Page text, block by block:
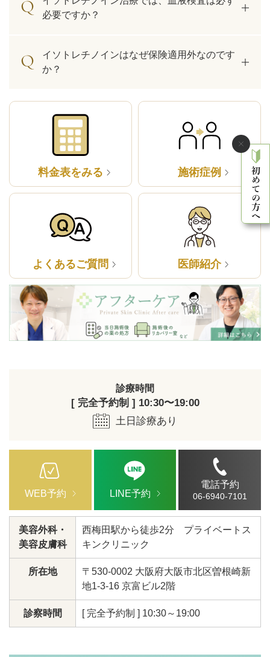
必要ですか？
イソトレチノインはなぜ保険適用外なのです
か？
料金表をみる 施術症例
よくあるご質問 医師紹介
診療時間
[ 完全予約制 ] 10:30〜19:00
土日診療あり
WEB予約 LINE予約
電話予約
06-6940-7101
美容外科・
美容皮膚科
西梅田駅から徒歩2分 プライベートス
キンクリニック
所在地
〒530-0002 大阪府大阪市北区曽根崎新
地1-3-16 京富ビル2階
診察時間 [ 完全予約制 ] 10:30～19:00